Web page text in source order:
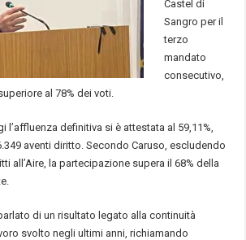
Castel di
Sangro per il
terzo
mandato
consecutivo,
al 78% dei voti.
l’affluenza definitiva si è attestata al 59,11%,
aventi diritto. Secondo Caruso, escludendo
all’Aire, la partecipazione supera il 68% della
di un risultato legato alla continuità
svolto negli ultimi anni, richiamando